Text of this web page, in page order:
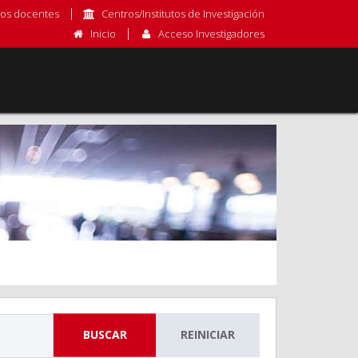
docentes
Centros/Institutos de Investigación
Inicio
Acceso Investigadores
BUSCAR REINICIAR